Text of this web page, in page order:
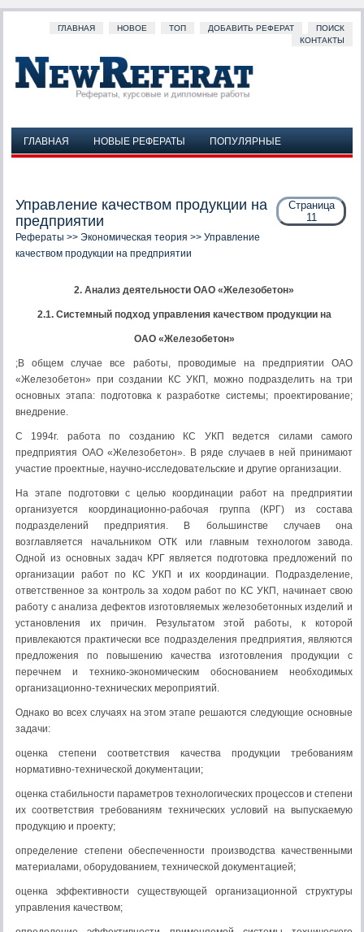
ГЛАВНАЯ НОВОЕ ТОП ДОБАВИТЬ РЕФЕРАТ
ПОИСК
КОНТАКТЫ
ГЛАВНАЯ НОВЫЕ РЕФЕРАТЫ
ПОПУЛЯРНЫЕ
Страница
11
Управление качеством продукции на
предприятии
Рефераты >> Экономическая теория >> Управление
качеством продукции на предприятии
2. Анализ деятельности ОАО «Железобетон»
2.1. Системный подход управления качеством продукции на
ОАО «Железобетон»
;В общем случае все работы, проводимые на предприятии ОАО
«Железобетон» при создании КС УКП, можно подразделить на три
основных этапа: подготовка к разработке системы; проектирование;
внедрение.
С 1994г. работа по созданию КС УКП ведется си­лами самого
предприятия ОАО «Железобетон». В ряде случаев в ней принимают
участие проектные, научно-исследовательские и другие организации.
На этапе подготовки с целью координации работ на предприятии
организуется координационно-рабочая группа (КРГ) из состава
подразделений предприятия. В большинстве случаев она
возглавляется начальником ОТК или главным технологом завода.
Одной из основных задач КРГ является подготовка предложений по
организации работ по КС УКП и их координации. Подразделение,
ответственное за контроль за ходом работ по КС УКП, начинает свою
работу с анализа дефектов изготовляемых железобетонных изделий и
установления их причин. Результатом этой работы, к которой
привлекаются практически все подразделения предприятия, являются
предложения по повышению качества изготовления продукции с
перечнем и технико-экономическим обоснованием необходимых
организационно-технических мероприятий.
Однако во всех случаях на этом этапе решаются следующие основные
задачи:
оценка степени соответствия качества продукции требованиям
нормативно-технической документации;
оценка стабильности параметров технологических процессов и степени
их соответствия требованиям технических условий на выпускаемую
продукцию и проекту;
определение степени обеспеченности производства качественными
материалами, оборудованием, технической документацией;
оценка эффективности существующей организационной структуры
управления качеством;